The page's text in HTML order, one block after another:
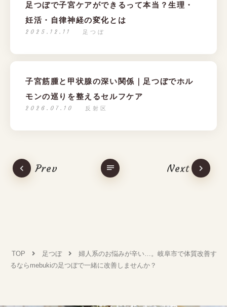
足つぼで子宮ケアができるって本当？生理・
妊活・自律神経の変化とは
2025.12.11 足つぼ
子宮筋腫と甲状腺の深い関係｜足つぼでホル
モンの巡りを整えるセルフケア
2026.07.10 反射区
Prev Next
TOP 足つぼ
婦人系のお悩みが辛い…。岐阜市で体質改善す
るならmebukiの足つぼで一緒に改善しませんか？